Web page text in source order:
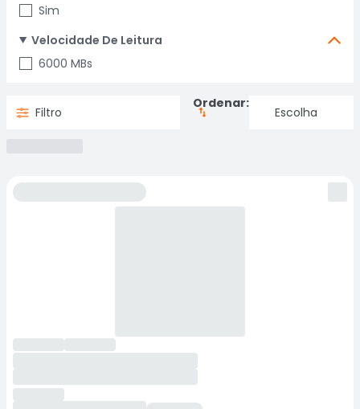
Sim
Velocidade De Leitura
6000 MBs
Filtro
Ordenar: